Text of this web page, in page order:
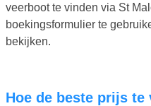
veerboot te vinden via St
boekingsformulier te
bekijken.
Hoe de beste prijs te vinden voor St Malo